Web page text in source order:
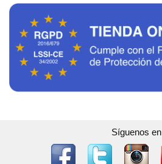
Síguenos en